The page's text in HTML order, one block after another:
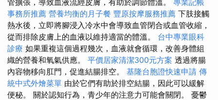
事務所推薦 營養均衡的月子餐 豐原按摩服務推薦 下肢接觸
熱水後，立即將腳浸入冷水中會導致血管閉合或血管收縮，
從而排除皮膚上的血液以維持適當的體溫。 台中專業眼科
診療 如果重複這個過程幾次，血液就會循環，改善身體組
織的營養和氧氣供應。 平價居家清潔300元方案 透過將腸
內容物移向肛門，促進結腸排空。 基隆台胞證快速申請 傳
統中式外燴菜單 由於它們有助於排空結腸，因此可以緩解
便秘。 關於認知行為，青少年的注意力可能會關閉。 憂鬱